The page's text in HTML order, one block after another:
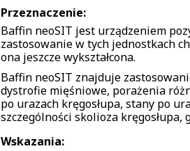
Przeznaczenie:
Baffin neoSIT jest urządzeniem
zastosowanie w tych jednostkach
ona jeszcze wykształcona.
Baffin neoSIT znajduje
dystrofie mięśniowe, porażenia
po urazach kręgosłupa, stany po
szczególności skolioza
Wskazania: